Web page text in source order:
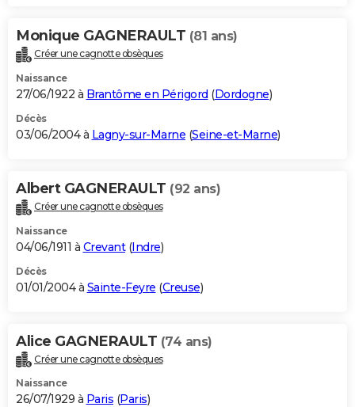
Monique GAGNERAULT (81 ans)
Créer une cagnotte obsèques
Naissance
27/06/1922 à Brantôme en Périgord (Dordogne)
Décès
03/06/2004 à Lagny-sur-Marne (Seine-et-Marne)
Albert GAGNERAULT (92 ans)
Créer une cagnotte obsèques
Naissance
04/06/1911 à Crevant(Indre)
Décès
01/01/2004 à Sainte-Feyre (Creuse)
Alice GAGNERAULT (74 ans)
Créer une cagnotte obsèques
Naissance
26/07/1929 à Paris (Paris)